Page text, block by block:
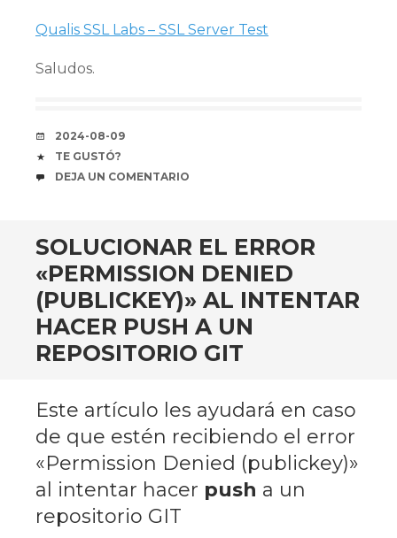
Qualis SSL Labs – SSL Server Test
Saludos.
FECHA
2024-08-09
COFFEE
TE GUSTÓ?
COMENTARIOS
DEJA UN COMENTARIO
SOLUCIONAR EL ERROR
«PERMISSION DENIED
(PUBLICKEY)» AL INTENTAR
HACER PUSH A UN
REPOSITORIO GIT
Este artículo les ayudará en caso
de que estén recibiendo el error
«Permission Denied (publickey)»
al intentar hacer push a un
repositorio GIT